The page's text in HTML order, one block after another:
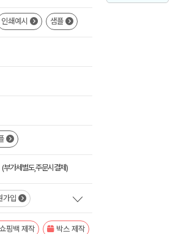
인쇄예시 샘플
(부가세별도,주문시결제)
가입
쇼핑백 제작 박스 제작